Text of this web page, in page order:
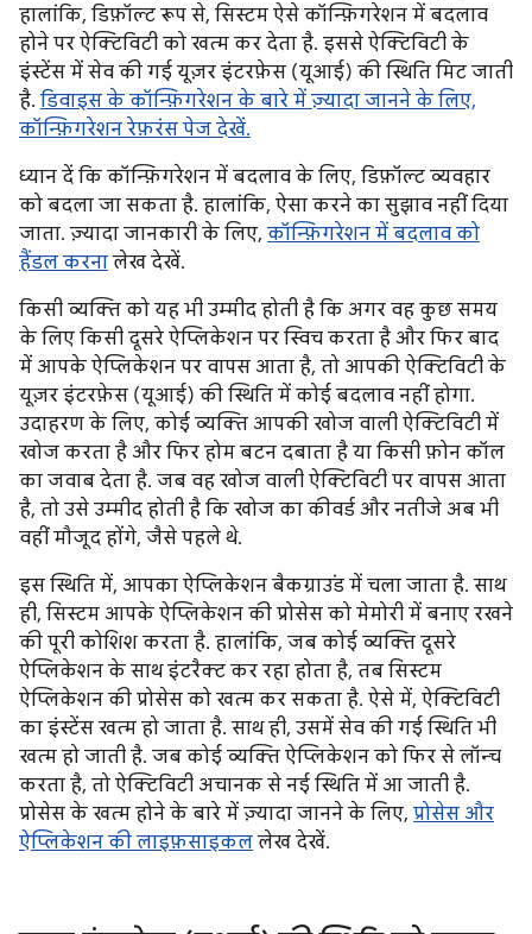
हालांकि, डिफ़ॉल्ट रूप से, सिस्टम ऐसे कॉन्फ़िगरेशन में बदलाव
होने पर ऐक्टिविटी को खत्म कर देता है. इससे ऐक्टिविटी के
इंस्टेंस में सेव की गई यूज़र इंटरफ़ेस (यूआई) की स्थिति मिट जाती
है. डिवाइस के कॉन्फ़िगरेशन के बारे में ज़्यादा जानने के लिए,
कॉन्फ़िगरेशन रेफ़रंस पेज देखें.
ध्यान दें कि कॉन्फ़िगरेशन में बदलाव के लिए, डिफ़ॉल्ट व्यवहार
को बदला जा सकता है. हालांकि, ऐसा करने का सुझाव नहीं दिया
जाता. ज़्यादा जानकारी के लिए, कॉन्फ़िगरेशन में बदलाव को
हैंडल करना लेख देखें.
किसी व्यक्ति को यह भी उम्मीद होती है कि अगर वह कुछ समय
के लिए किसी दूसरे ऐप्लिकेशन पर स्विच करता है और फिर बाद
में आपके ऐप्लिकेशन पर वापस आता है, तो आपकी ऐक्टिविटी के
यूज़र इंटरफ़ेस (यूआई) की स्थिति में कोई बदलाव नहीं होगा.
उदाहरण के लिए, कोई व्यक्ति आपकी खोज वाली ऐक्टिविटी में
खोज करता है और फिर होम बटन दबाता है या किसी फ़ोन कॉल
का जवाब देता है. जब वह खोज वाली ऐक्टिविटी पर वापस आता
है, तो उसे उम्मीद होती है कि खोज का कीवर्ड और नतीजे अब भी
वहीं मौजूद होंगे, जैसे पहले थे.
इस स्थिति में, आपका ऐप्लिकेशन बैकग्राउंड में चला जाता है. साथ
ही, सिस्टम आपके ऐप्लिकेशन की प्रोसेस को मेमोरी में बनाए रखने
की पूरी कोशिश करता है. हालांकि, जब कोई व्यक्ति दूसरे
ऐप्लिकेशन के साथ इंटरैक्ट कर रहा होता है, तब सिस्टम
ऐप्लिकेशन की प्रोसेस को खत्म कर सकता है. ऐसे में, ऐक्टिविटी
का इंस्टेंस खत्म हो जाता है. साथ ही, उसमें सेव की गई स्थिति भी
खत्म हो जाती है. जब कोई व्यक्ति ऐप्लिकेशन को फिर से लॉन्च
करता है, तो ऐक्टिविटी अचानक से नई स्थिति में आ जाती है.
प्रोसेस के खत्म होने के बारे में ज़्यादा जानने के लिए, प्रोसेस और
ऐप्लिकेशन की लाइफ़साइकल लेख देखें.